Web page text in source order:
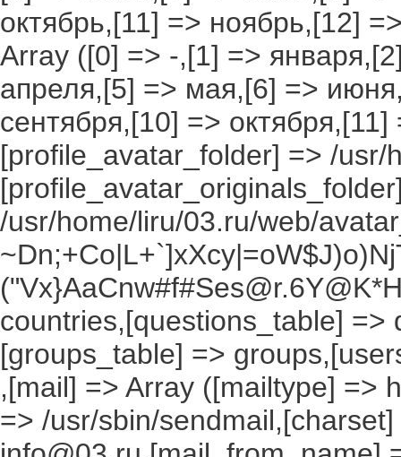
октябрь,[11] => ноябрь,[12]
Array ([0] => -,[1] =>
апреля,[5] => мая,[6] =>
сентября,[10] =>
[profile_avatar_folder] => /
/usr/home/liru/03.ru/web/
countries,[questions_table]
[groups_table] =>
,[mail] => Array ([mailtype] =>
=> /usr/sbin/